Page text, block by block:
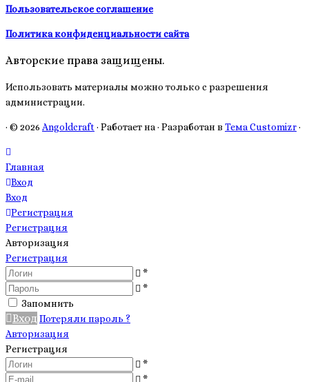
Пользовательское соглашение
Политика конфиденциальности сайта
Авторские права защищены.
Использовать материалы можно только с разрешения
администрации.
· © 2026 Angoldcraft · Работает на· Разработан в Тема Customizr·
Главная
Вход
Вход
Регистрация
Регистрация
Авторизация
Регистрация
*
*
Запомнить
Вход Потеряли пароль ?
Авторизация
Регистрация
*
*